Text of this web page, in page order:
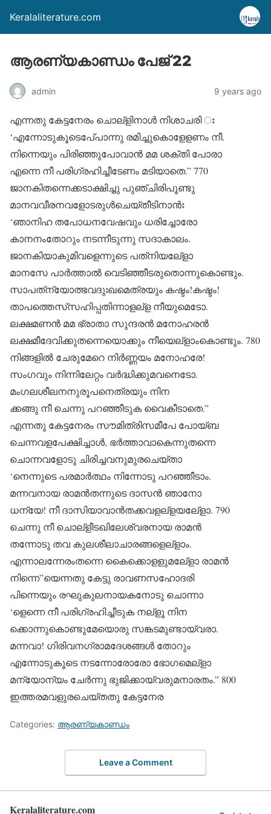
Keralaliterature.com
ആരണ്യകാണ്ഡം പേജ് 22
admin 9 years ago
എന്നതു കേട്ടനേരം ചൊല്‌ളിനാള്‍ നിശാചരി ഃ
‘എന്നോടുകൂടെപേ്പാന്നു രമിച്ചുകൊളേളണം നീ.
നിന്നെയും പിരിഞ്ഞുപോവാന്‍ മമ ശക്തി പോരാ
എന്നെ നീ പരിഗ്രഹിച്ചീടേണം മടിയാതെ.” 770
ജാനകിതന്നെക്കടാക്ഷിച്ചു പുഞ്ചിരിപൂണ്ടു
മാനവവീരനവളോടരുള്‍ചെയ്തീടിനാന്‍ഃ
‘ഞാനിഹ തപോധനവേഷവും ധരിച്ചോരോ
കാനനംതോറും നടന്നീടുന്നു സദാകാലം.
ജാനകിയാകുമിവളെന്നുടെ പത്‌നിയലേ്‌ളാ
മാനസേ പാര്‍ത്താല്‍ വെടിഞ്ഞീടരുതൊന്നുകൊണ്ടും.
സാപത്‌ന്യോത്ഭവദുഃഖമെത്രയും കഷ്ടം!കഷ്ടം!
താപത്തെസ്‌സഹിപ്പതിന്നാളല്‌ള നീയുമെടോ.
ലക്ഷമണന്‍ മമ ഭ്രാതാ സുന്ദരന്‍ മനോഹരന്‍
ലക്ഷമീദേവിക്കുതന്നെയൊക്കും നീയെല്‌ളാംകൊണ്ടും. 780
നിങ്ങളില്‍ ചേരുമേറെ നിര്‍ണ്ണയം മനോഹരേ!
സംഗവും നിന്നിലേറ്റം വര്‍ദ്ധിക്കുമവനെടോ.
മംഗലശീലനനുരൂപനെത്രയും നിന
ക്കങ്ങു നീ ചെന്നു പറഞ്ഞീടുക വൈകീടാതെ.”
എന്നതു കേട്ടനേരം സൗമിത്രിസമീപേ പോയ്ബ
ചെന്നവളപേക്ഷിച്ചാള്‍, ഭര്‍ത്താവാകെന്നുതന്നെ
ചൊന്നവളോടു ചിരിച്ചവനുമുരചെയ്താ
‘നെന്നുടെ പരമാര്‍ത്ഥം നിന്നോടു പറഞ്ഞീടാം.
മന്നവനായ രാമന്‍തന്നുടെ ദാസന്‍ ഞാനോ
ധന്യേ! നീ ദാസിയാവാന്‍തക്കവളല്‌ളയലേ്‌ളാ. 790
ചെന്നു നീ ചൊല്‌ളീടഖിലേശ്വരനായ രാമന്‍
തന്നോടു തവ കുലശീലാചാരങ്ങളെല്‌ളാം.
എന്നാലന്നേരംതന്നെ കൈക്കൊളളുമലേ്‌ളാ രാമന്‍
നിന്നെ”യെന്നതു കേട്ടു രാവണസഹോദരി
പിന്നെയും രഘുകുലനായകനോടു ചൊന്നാ
‘ളെന്നെ നീ പരിഗ്രഹിച്ചീടുക നല്‌ളൂ നിന
ക്കൊന്നുകൊണ്ടുമേയൊരു സങ്കടമുണ്ടായ്‌വരാ.
മന്നവാ! ഗിരിവനഗ്രാമദേശങ്ങള്‍ തോറും
എന്നോടുകൂടെ നടന്നോരോരോ ഭോഗമെല്‌ളാ
മന്യോന്യം ചേര്‍ന്നു ഭുജിക്കായ്‌വരുമനാരതം.” 800
ഇത്തരമവളുരചെയ്തതു കേട്ടനേര
Categories: ആരണ്യകാണ്ഡം
Leave a Comment
Keralaliterature.com